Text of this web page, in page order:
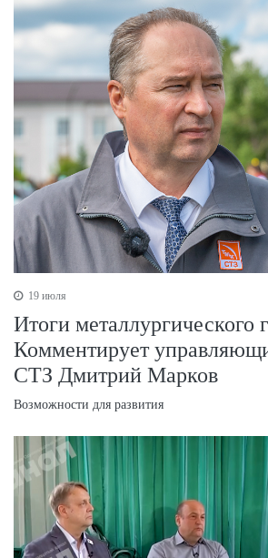
19 июля
Итоги металлургического
Комментирует
СТЗ Дмитрий Марков
Возможности для развития